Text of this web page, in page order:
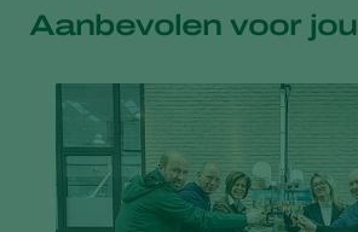
Aanbevolen voor jou